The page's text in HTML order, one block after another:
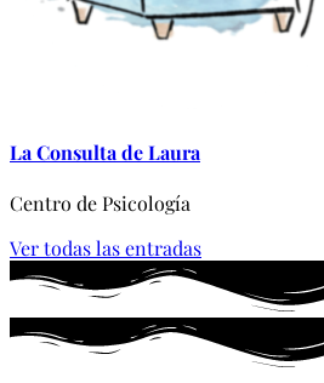
La Consulta de Laura
Centro de Psicología
Ver todas las entradas